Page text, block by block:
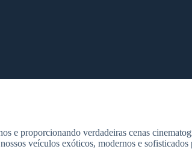
e proporcionando verdadeiras cenas
veículos exóticos, modernos e sofisticados